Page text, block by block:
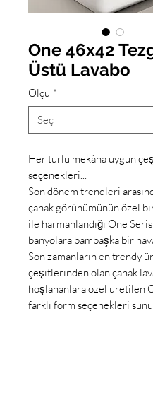
One 46x42
Üstü Lavabo
Ölçü *
Her türlü mekâna uygun
seçenekleri...
Son dönem trendleri
çanak görünümünün özel
ile harmanlandığı One
banyolara bambaşka bir
Son zamanların en trendy
çeşitlerinden olan çanak
hoşlananlara özel üretilen
farklı form seçenekleri